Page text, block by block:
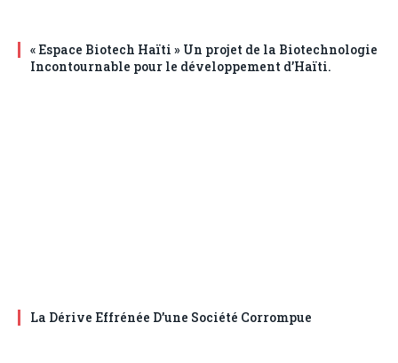
« Espace Biotech Haïti » Un projet de la Biotechnologie
Incontournable pour le développement d’Haïti.
La Dérive Effrénée D’une Société Corrompue